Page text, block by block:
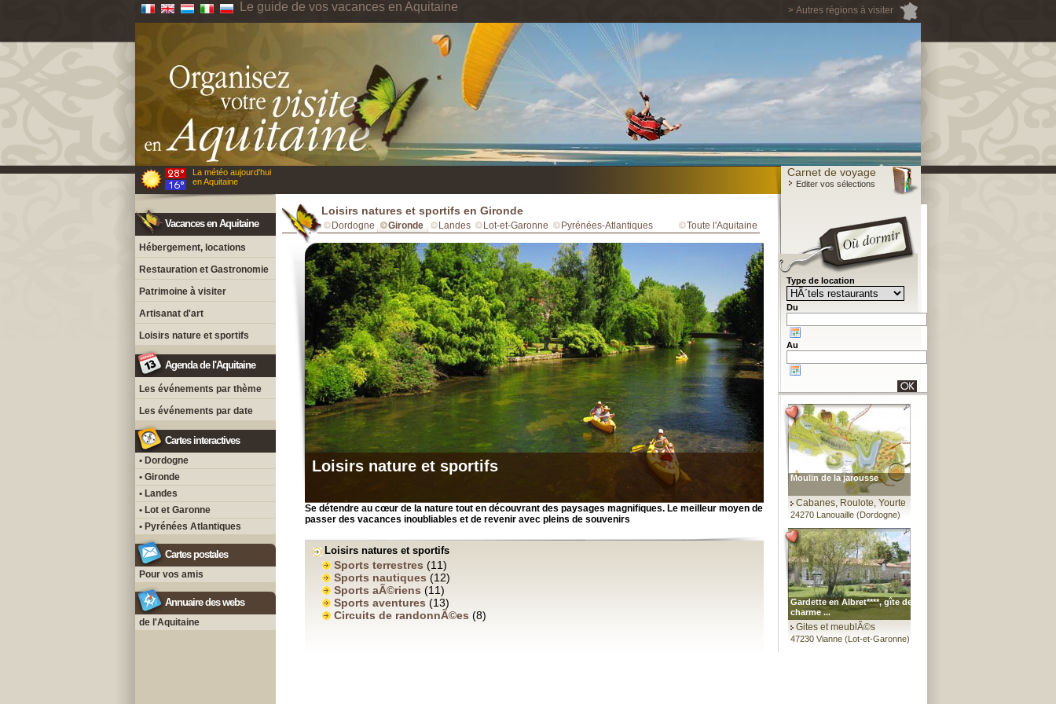
> Autres régions à visiter
Le guide de vos vacances en Aquitaine
La météo aujourd'hui
en Aquitaine
Carnet de voyage
Editer vos sélections
Vacances en Aquitaine
Hébergement, locations
Restauration et Gastronomie
Patrimoine à visiter
Artisanat d'art
Loisirs nature et sportifs
Agenda de l'Aquitaine
Les événements par thème
Les événements par date
Cartes interactives
• Dordogne
• Gironde
• Landes
• Lot et Garonne
• Pyrénées Atlantiques
Cartes postales
Pour vos amis
Annuaire des webs
de l'Aquitaine
Loisirs natures et sportifs en Gironde
Dordogne Gironde Landes Lot-et-Garonne Pyrénées-Atlantiques Toute l'Aquitaine
Loisirs nature et sportifs
Se détendre au cœur de la nature tout en découvrant des paysages magnifiques. Le meilleur moyen de
passer des vacances inoubliables et de revenir avec pleins de souvenirs
Loisirs natures et sportifs
Sports terrestres (11)
Sports nautiques (12)
Sports aÃ©riens (11)
Sports aventures (13)
Circuits de randonnÃ©es (8)
Type de location
Du
Au
Moulin de la jarousse
Cabanes, Roulote, Yourte
24270 Lanouaille (Dordogne)
Gardette en Albret****, gîte de
charme ...
Gites et meublÃ©s
47230 Vianne (Lot-et-Garonne)